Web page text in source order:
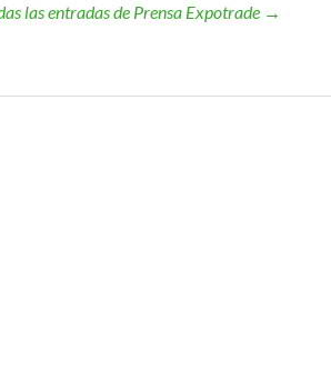
las entradas de Prensa Expotrade →